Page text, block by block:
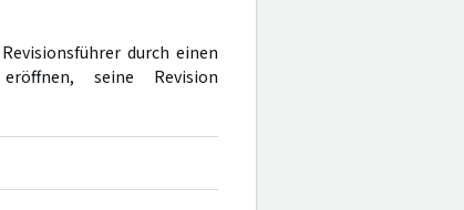
durch einen
seine Revision